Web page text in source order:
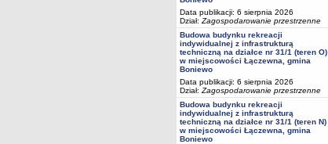
Data publikacji: 6 sierpnia 2026
Dział: Zagospodarowanie przestrzenne
Budowa budynku rekreacji
indywidualnej z infrastrukturą
techniczną na działce nr 31/1 (teren O)
w miejscowości Łączewna, gmina
Boniewo
Data publikacji: 6 sierpnia 2026
Dział: Zagospodarowanie przestrzenne
Budowa budynku rekreacji
indywidualnej z infrastrukturą
techniczną na działce nr 31/1 (teren N)
w miejscowości Łączewna, gmina
Boniewo